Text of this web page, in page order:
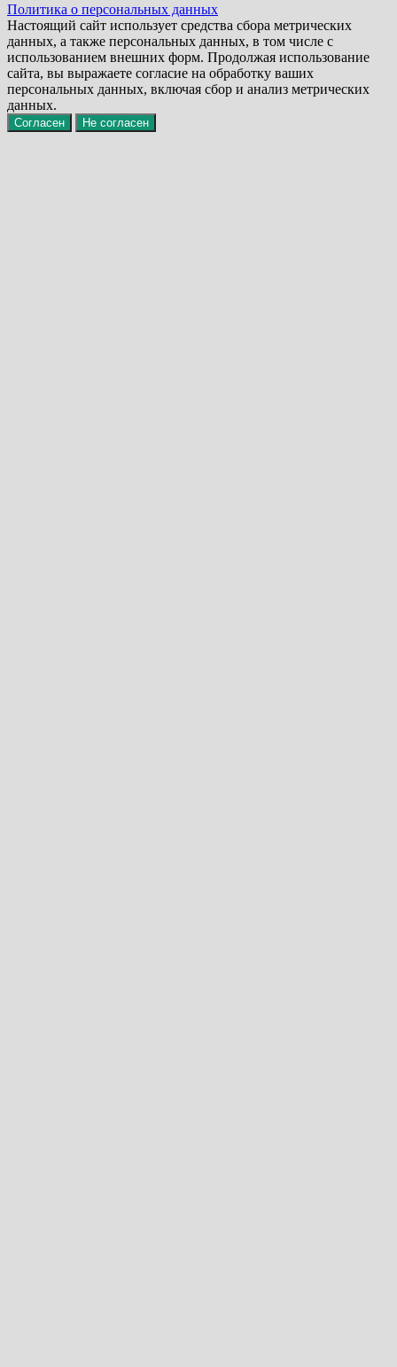
Политика о персональных данных
Настоящий сайт использует средства сбора метрических
данных, а также персональных данных, в том числе с
использованием внешних форм. Продолжая использование
сайта, вы выражаете согласие на обработку ваших
персональных данных, включая сбор и анализ метрических
данных.
Согласен Не согласен